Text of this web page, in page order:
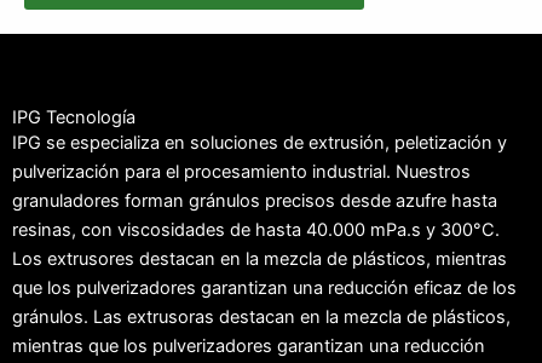
IPG Tecnología
IPG se especializa en soluciones de extrusión, peletización y
pulverización para el procesamiento industrial. Nuestros
granuladores forman gránulos precisos desde azufre hasta
resinas, con viscosidades de hasta 40.000 mPa.s y 300°C.
Los extrusores destacan en la mezcla de plásticos, mientras
que los pulverizadores garantizan una reducción eficaz de los
gránulos. Las extrusoras destacan en la mezcla de plásticos,
mientras que los pulverizadores garantizan una reducción